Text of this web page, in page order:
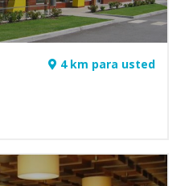
4 km para usted